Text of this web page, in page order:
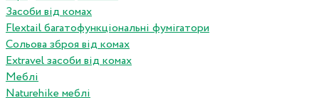
Засоби від комах
Flextail багатофункціональні фумігатори
Сольова зброя від комах
Extravel засоби від комах
Меблі
Naturehike меблі